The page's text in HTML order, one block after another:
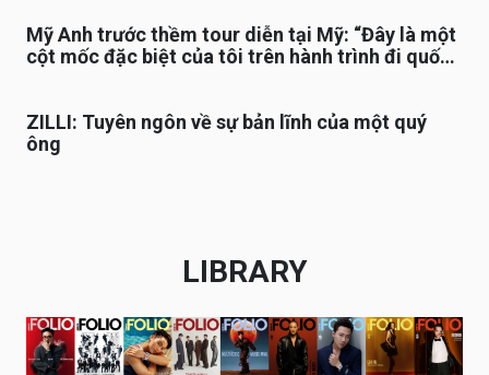
Mỹ Anh trước thềm tour diễn tại Mỹ: “Đây là một
cột mốc đặc biệt của tôi trên hành trình đi quốc
ZILLI: Tuyên ngôn về sự bản lĩnh của một quý
ông
LIBRARY